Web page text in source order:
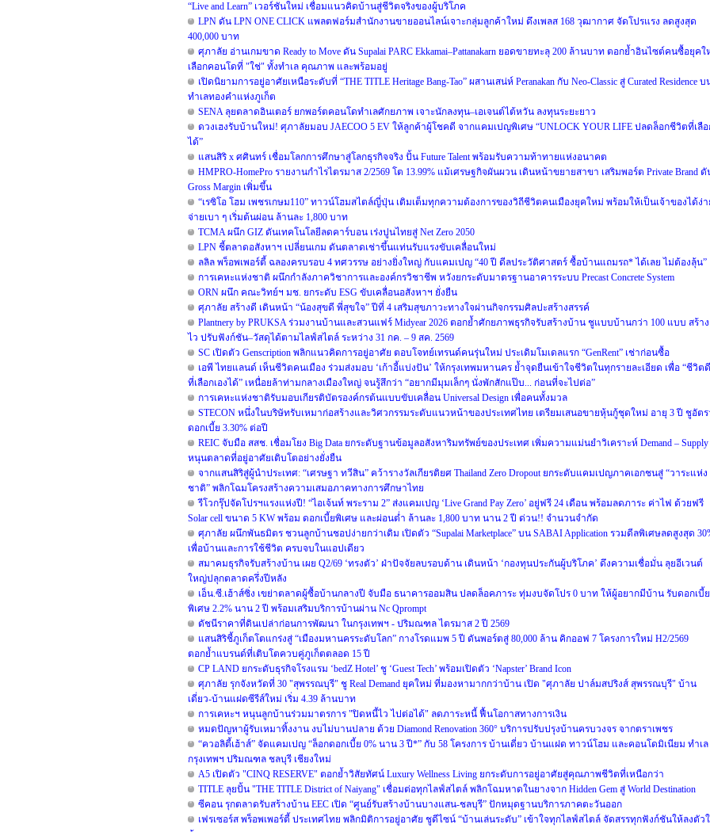
“Live and Learn” เวอร์ชันใหม่ เชื่อมแนวคิดบ้านสู่ชีวิตจริงของผู้บริโภค
LPN ดัน LPN ONE CLICK แพลตฟอร์มสำนักงานขายออนไลน์เจาะกลุ่มลูกค้าใหม่ ดึงเพลส 168 วุฒากาศ จัดโปรแรง ลดสูงสุด
400,000 บาท
ศุภาลัย อ่านเกมขาด Ready to Move ดัน Supalai PARC Ekkamai–Pattanakarn ยอดขายทะลุ 200 ล้านบาท ตอกย้ำอินไซต์คนซื้อยุคใ
เลือกคอนโดที่ "ใช่" ทั้งทำเล คุณภาพ และพร้อมอยู่
เปิดนิยามการอยู่อาศัยเหนือระดับที่ “THE TITLE Heritage Bang-Tao” ผสานเสน่ห์ Peranakan กับ Neo-Classic สู่ Curated Residence บ
ทำเลทองคำแห่งภูเก็ต
SENA ลุยตลาดอินเตอร์ ยกพอร์ตคอนโดทำเลศักยภาพ เจาะนักลงทุน–เอเจนต์ไต้หวัน ลงทุนระยะยาว
ดวงเฮงรับบ้านใหม่! ศุภาลัยมอบ JAECOO 5 EV ให้ลูกค้าผู้โชคดี จากแคมเปญพิเศษ “UNLOCK YOUR LIFE ปลดล็อกชีวิตที่เลื
ได้”
แสนสิริ x ศศินทร์ เชื่อมโลกการศึกษาสู่โลกธุรกิจจริง ปั้น Future Talent พร้อมรับความท้าทายแห่งอนาคต
HMPRO-HomePro รายงานกำไรไตรมาส 2/2569 โต 13.99% แม้เศรษฐกิจผันผวน เดินหน้าขยายสาขา เสริมพอร์ต Private Brand ดั
Gross Margin เพิ่มขึ้น
“เรซิโอ โฮม เพชรเกษม110” ทาวน์โฮมสไตล์ญี่ปุ่น เติมเต็มทุกความต้องการของวิถีชีวิตคนเมืองยุคใหม่ พร้อมให้เป็นเจ้าของได้ง่
จ่ายเบา ๆ เริ่มต้นผ่อน ล้านละ 1,800 บาท
TCMA ผนึก GIZ ดันเทคโนโลยีลดคาร์บอน เร่งปูนไทยสู่ Net Zero 2050
LPN ชี้ตลาดอสังหาฯ เปลี่ยนเกม ดันตลาดเช่าขึ้นแท่นรับแรงขับเคลื่อนใหม่
ลลิล พร็อพเพอร์ตี้ ฉลองครบรอบ 4 ทศวรรษ อย่างยิ่งใหญ่ กับแคมเปญ “40 ปี ดีลประวัติศาสตร์ ซื้อบ้านแถมรถ* ได้เลย ไม่ต้องลุ้น”
การเคหะแห่งชาติ ผนึกกำลังภาควิชาการและองค์กรวิชาชีพ หวังยกระดับมาตรฐานอาคารระบบ Precast Concrete System
ORN ผนึก คณะวิทย์ฯ มช. ยกระดับ ESG ขับเคลื่อนอสังหาฯ ยั่งยืน
ศุภาลัย สร้างดี เดินหน้า “น้องสุขดี พี่สุขใจ” ปีที่ 4 เสริมสุขภาวะทางใจผ่านกิจกรรมศิลปะสร้างสรรค์
Plantnery by PRUKSA ร่วมงานบ้านและสวนแฟร์ Midyear 2026 ตอกย้ำศักยภาพธุรกิจรับสร้างบ้าน ชูแบบบ้านกว่า 100 แบบ สร้าง
ไว ปรับฟังก์ชัน–วัสดุได้ตามไลฟ์สไตล์ ระหว่าง 31 กค. – 9 สค. 2569
SC เปิดตัว Genscription พลิกแนวคิดการอยู่อาศัย ตอบโจทย์เทรนด์คนรุ่นใหม่ ประเดิมโมเดลแรก “GenRent” เช่าก่อนซื้อ
เอพี ไทยแลนด์ เห็นชีวิตคนเมือง ร่วมส่งมอบ ‘เก้าอี้แบ่งปัน’ ให้กรุงเทพมหานคร ย้ำจุดยืนเข้าใจชีวิตในทุกรายละเอียด เพื่อ “ชีวิต
ที่เลือกเองได้” เหนื่อยล้าท่ามกลางเมืองใหญ่ จนรู้สึกว่า “อยากมีมุมเล็กๆ นั่งพักสักแป๊บ... ก่อนที่จะไปต่อ”
การเคหะแห่งชาติรับมอบเกียรติบัตรองค์กรต้นแบบขับเคลื่อน Universal Design เพื่อคนทั้งมวล
STECON หนึ่งในบริษัทรับเหมาก่อสร้างและวิศวกรรมระดับแนวหน้าของประเทศไทย เตรียมเสนอขายหุ้นกู้ชุดใหม่ อายุ 3 ปี ชูอัต
ดอกเบี้ย 3.30% ต่อปี
REIC จับมือ สสช. เชื่อมโยง Big Data ยกระดับฐานข้อมูลอสังหาริมทรัพย์ของประเทศ เพิ่มความแม่นยำวิเคราะห์ Demand – Supply
หนุนตลาดที่อยู่อาศัยเติบโตอย่างยั่งยืน
จากแสนสิริสู่ผู้นำประเทศ: “เศรษฐา ทวีสิน” คว้ารางวัลเกียรติยศ Thailand Zero Dropout ยกระดับแคมเปญภาคเอกชนสู่ “วาระแห่ง
ชาติ” พลิกโฉมโครงสร้างความเสมอภาคทางการศึกษาไทย
รีโวกรุ๊ปจัดโปรฯแรงแห่งปี! “ไอเจ้นท์ พระราม 2” ส่งแคมเปญ ‘Live Grand Pay Zero’ อยู่ฟรี 24 เดือน พร้อมลดภาระ ค่าไฟ ด้วยฟรี
Solar cell ขนาด 5 KW พร้อม ดอกเบี้ยพิเศษ และผ่อนต่ำ ล้านละ 1,800 บาท นาน 2 ปี ด่วน!! จำนวนจำกัด
ศุภาลัย ผนึกพันธมิตร ชวนลูกบ้านชอปง่ายกว่าเดิม เปิดตัว “Supalai Marketplace” บน SABAI Application รวมดีลพิเศษลดสูงสุด
เพื่อบ้านและการใช้ชีวิต ครบจบในแอปเดียว
สมาคมธุรกิจรับสร้างบ้าน เผย Q2/69 ‘ทรงตัว’ ฝ่าปัจจัยลบรอบด้าน เดินหน้า ‘กองทุนประกันผู้บริโภค’ ดึงความเชื่อมั่น ลุยอีเวนต์
ใหญ่ปลุกตลาดครึ่งปีหลัง
เอ็น.ซี.เฮ้าส์ซิ่ง เขย่าตลาดผู้ซื้อบ้านกลางปี จับมือ ธนาคารออมสิน ปลดล็อคภาระ ทุ่มงบจัดโปร 0 บาท ให้ผู้อยากมีบ้าน รับดอกเบี้ย
พิเศษ 2.2% นาน 2 ปี พร้อมเสริมบริการบ้านผ่าน Nc Qprompt
ดัชนีราคาที่ดินเปล่าก่อนการพัฒนา ในกรุงเทพฯ - ปริมณฑล ไตรมาส 2 ปี 2569
แสนสิริชี้ภูเก็ตโตแกร่งสู่ “เมืองมหานครระดับโลก” กางโรดแมพ 5 ปี ดันพอร์ตสู่ 80,000 ล้าน คิกออฟ 7 โครงการใหม่ H2/2569
ตอกย้ำแบรนด์ที่เติบโตควบคู่ภูเก็ตตลอด 15 ปี
CP LAND ยกระดับธุรกิจโรงแรม ‘bedZ Hotel’ ชู ‘Guest Tech’ พร้อมเปิดตัว ‘Napster’ Brand Icon
ศุภาลัย รุกจังหวัดที่ 30 "สุพรรณบุรี" ชู Real Demand ยุคใหม่ ที่มองหามากกว่าบ้าน เปิด "ศุภาลัย ปาล์มสปริงส์ สุพรรณบุรี" บ้าน
เดี่ยว-บ้านแฝดซีรีส์ใหม่ เริ่ม 4.39 ล้านบาท
การเคหะฯ หนุนลูกบ้านร่วมมาตรการ "ปิดหนี้ไว ไปต่อได้" ลดภาระหนี้ ฟื้นโอกาสทางการเงิน
หมดปัญหาผู้รับเหมาทิ้งงาน งบไม่บานปลาย ด้วย Diamond Renovation 360° บริการปรับปรุงบ้านครบวงจร จากตราเพชร
“ควอลิตี้เฮ้าส์” จัดแคมเปญ “ล็อกดอกเบี้ย 0% นาน 3 ปี*” กับ 58 โครงการ บ้านเดี่ยว บ้านแฝด ทาวน์โฮม และคอนโดมิเนียม ทำเล
กรุงเทพฯ ปริมณฑล ชลบุรี เชียงใหม่
A5 เปิดตัว "CINQ RESERVE" ตอกย้ำวิสัยทัศน์ Luxury Wellness Living ยกระดับการอยู่อาศัยสู่คุณภาพชีวิตที่เหนือกว่า
TITLE ลุยปั้น "THE TITLE District of Naiyang" เชื่อมต่อทุกไลฟ์สไตล์ พลิกโฉมหาดในยางจาก Hidden Gem สู่ World Destination
ซีคอน รุกตลาดรับสร้างบ้าน EEC เปิด “ศูนย์รับสร้างบ้านบางแสน-ชลบุรี” ปักหมุดฐานบริการภาคตะวันออก
เฟรเซอร์ส พร็อพเพอร์ตี้ ประเทศไทย พลิกมิติการอยู่อาศัย ชูดีไซน์ “บ้านเล่นระดับ” เข้าใจทุกไลฟ์สไตล์ จัดสรรทุกฟังก์ชันให้ลงตัว